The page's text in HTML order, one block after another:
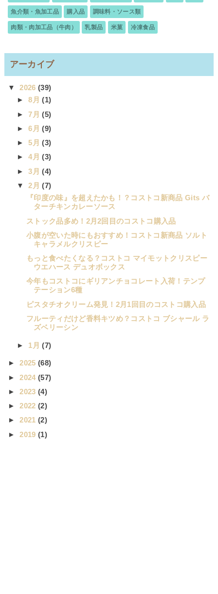
魚介類・魚加工品 購入品 調味料・ソース類
肉類・肉加工品（牛肉） 乳製品 米菓 冷凍食品
アーカイブ
▼2026(39)
►8月(1)
►7月(5)
►6月(9)
►5月(3)
►4月(3)
►3月(4)
▼2月(7)
『印度の味』を超えたかも！？コストコ新商品 Gits バ
ターチキンカレーソース
ストック品多め！2月2回目のコストコ購入品
小腹が空いた時にもおすすめ！コストコ新商品 ソルト
キャラメルクリスピー
もっと食べたくなる？コストコ マイモットクリスピー
ウエハース デュオボックス
今年もコストコにギリアンチョコレート入荷！テンプ
テーション6種
ピスタチオクリーム発見！2月1回目のコストコ購入品
フルーティだけど香料キツめ？コストコ ブシャール ラ
ズベリーシン
► 1月(7)
►2025(68)
►2024(57)
►2023(4)
►2022(2)
►2021(2)
►2019(1)